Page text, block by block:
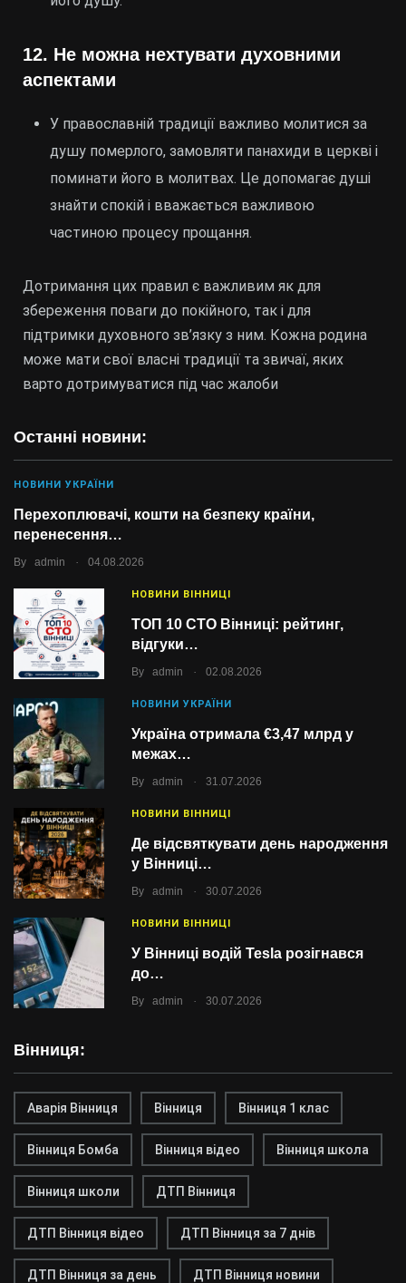
Останні новини:
НОВИНИ УКРАЇНИ
Перехоплювачі, кошти на безпеку країни,
перенесення…
By admin . 04.08.2026
НОВИНИ ВІННИЦІ
ТОП 10 СТО Вінниці: рейтинг,
відгуки…
By admin . 02.08.2026
НОВИНИ УКРАЇНИ
Україна отримала €3,47 млрд у
межах…
By admin . 31.07.2026
НОВИНИ ВІННИЦІ
Де відсвяткувати день народження
у Вінниці…
By admin . 30.07.2026
НОВИНИ ВІННИЦІ
У Вінниці водій Tesla розігнався
до…
By admin . 30.07.2026
Вінниця:
Аварія Вінниця Вінниця Вінниця 1 клас
Вінниця Бомба Вінниця відео Вінниця школа
Вінниця школи ДТП Вінниця
ДТП Вінниця відео ДТП Вінниця за 7 днів
ДТП Вінниця за день ДТП Вінниця новини
12. Не можна нехтувати духовними
аспектами
У православній традиції важливо молитися за
душу померлого, замовляти панахиди в церкві і
поминати його в молитвах. Це допомагає душі
знайти спокій і вважається важливою
частиною процесу прощання.
Дотримання цих правил є важливим як для
збереження поваги до покійного, так і для
підтримки духовного зв’язку з ним. Кожна родина
може мати свої власні традиції та звичаї, яких
варто дотримуватися під час жалоби